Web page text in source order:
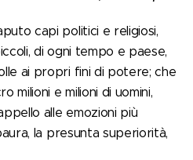
capi politici e religiosi,
di ogni tempo e paese,
ai propri fini di potere; che
milioni e milioni di uomini,
alle emozioni più
la presunta superiorità,